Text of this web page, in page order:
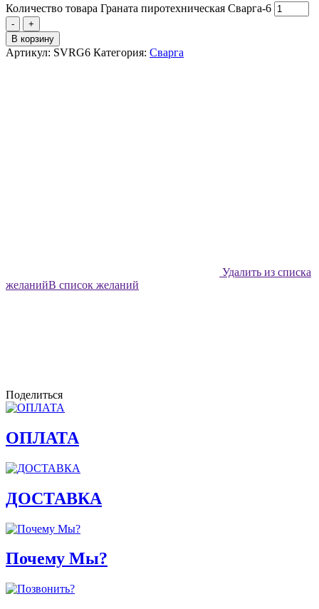
Количество товара Граната пиротехническая Сварга-6
-
+
В корзину
Артикул: SVRG6 Категория: Сварга
Удалить из списка
желанийВ список желаний
Поделиться
ОПЛАТА
ДОСТАВКА
Почему Мы?